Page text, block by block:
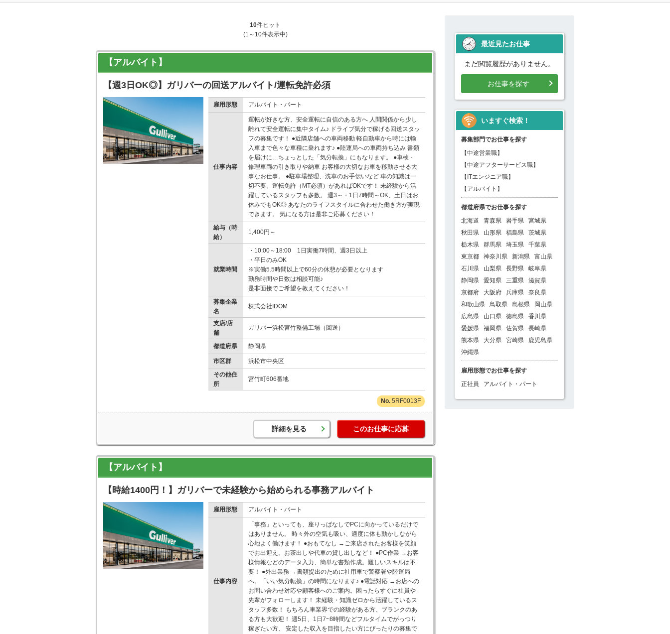
10件ヒット
(1～10件表示中)
【アルバイト】
【週3日OK◎】ガリバーの回送アルバイト/運転免許必須
雇用形態 アルバイト・パート
仕事内容
運転が好きな方、安全運転に自信のある方へ 人間関係から少し
離れて安全運転に集中タイム♪ ドライブ気分で稼げる回送スタッ
フの募集です！ ●近隣店舗への車両移動 軽自動車から時には輸
入車まで色々な車種に乗れます♪ ●陸運局への車両持ち込み 書類
を届けに…ちょっとした「気分転換」にもなります。 ●車検・
修理車両の引き取りや納車 お客様の大切なお車を移動させる大
事なお仕事。 ●駐車場整理、洗車のお手伝いなど 車の知識は一
切不要。運転免許（MT必須）があればOKです！ 未経験から活
躍しているスタッフも多数。 週3～・1日7時間～OK、土日はお
休みでもOK◎ あなたのライフスタイルに合わせた働き方が実現
できます。 気になる方は是非ご応募ください！
給与（時
給）
1,400円～
就業時間
・10:00～18:00 1日実働7時間、週3日以上
・平日のみOK
※実働5.5時間以上で60分の休憩が必要となります
勤務時間や日数は相談可能♪
是非面接でご希望を教えてください！
募集企業
名
株式会社IDOM
支店/店
舗
ガリバー浜松宮竹整備工場（回送）
都道府県 静岡県
市区群
浜松市中央区
その他住
所
宮竹町606番地
5RF0013F
詳細を見る このお仕事に応募
【アルバイト】
【時給1400円！】ガリバーで未経験から始められる事務アルバイト
雇用形態 アルバイト・パート
仕事内容
「事務」といっても、座りっぱなしでPCに向かっているだけで
はありません。 時々外の空気も吸い、適度に体も動かしながら
心地よく働けます！ ●おもてなし →ご来店されたお客様を笑顔
でお出迎え。お茶出しや代車の貸し出しなど！ ●PC作業 →お客
様情報などのデータ入力、簡単な書類作成。難しいスキルは不
要！ ●外出業務 →書類提出のために社用車で警察署や陸運局
へ。「いい気分転換」の時間になります♪ ●電話対応 →お店への
お問い合わせ対応や顧客様へのご案内。困ったらすぐに社員や
先輩がフォローします！ 未経験・知識ゼロから活躍しているス
タッフ多数！ もちろん車業界での経験がある方、ブランクのあ
る方も大歓迎！ 週5日、1日7~8時間などフルタイムでがっつり
稼ぎたい方、 安定した収入を目指したい方にぴったりの募集で
最近見たお仕事
まだ閲覧履歴がありません。
お仕事を探す
いますぐ検索！
募集部門でお仕事を探す
【中途営業職】
【中途アフターサービス職】
【ITエンジニア職】
【アルバイト】
都道府県でお仕事を探す
北海道
青森県 岩手県
宮城県
秋田県
山形県 福島県
茨城県
栃木県
群馬県 埼玉県
千葉県
東京都
神奈川県 新潟県
富山県
石川県
山梨県 長野県
岐阜県
静岡県
愛知県 三重県
滋賀県
京都府
大阪府 兵庫県
奈良県
和歌山県
鳥取県 島根県
岡山県
広島県
山口県 徳島県
香川県
愛媛県
福岡県 佐賀県
長崎県
熊本県
大分県 宮崎県
鹿児島県
沖縄県
雇用形態でお仕事を探す
正社員
アルバイト・パート